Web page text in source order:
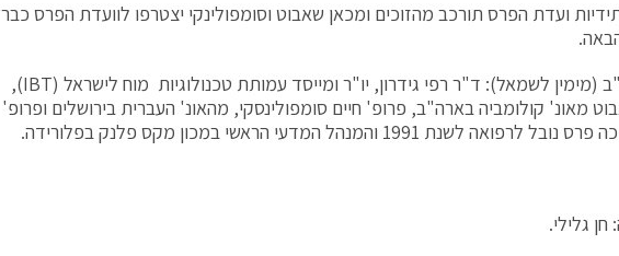
ועדת הפרס תורכב מהזוכים ומכאן שאבוט וסומפולינקי יצטרפו לוועדת הפרס כבר
בתמונה המצ"ב (מימין לשמאל): ד"ר רפי גידרון, יו"ר ומייסד עמותת טכנולוגיות מוח לישראל (IBT),
מאונ' קולומביה בארה"ב, פרופ' חיים סומפולינסקי, מהאונ' העברית בירושלים ופרופ'
לשנת 1991 והמנהל המדעי הראשי במכון מקס פלנק בפלורידה.
גלילי.